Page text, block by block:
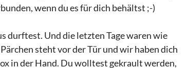
wenn du es für dich behältst ;-)
durftest. Und die letzten Tage waren wie
steht vor der Tür und wir haben dich
in der Hand. Du wolltest gekrault werden,